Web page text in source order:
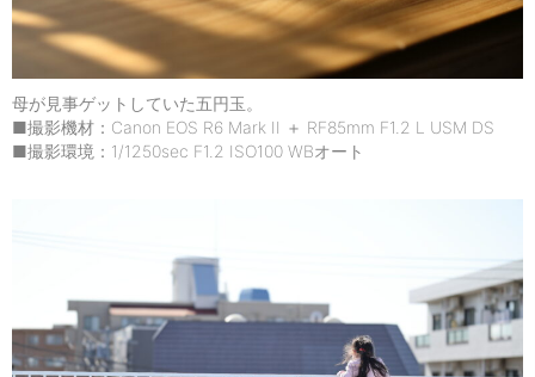
母が見事ゲットしていた五円玉。
■撮影機材：Canon EOS R6 Mark II ＋ RF85mm F1.2 L USM DS
■撮影環境：1/1250sec F1.2 ISO100 WBオート